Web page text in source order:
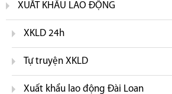
XUẤT KHẨU LAO ĐỘNG
XKLD 24h
Tự truyện XKLD
Xuất khẩu lao động Đài Loan